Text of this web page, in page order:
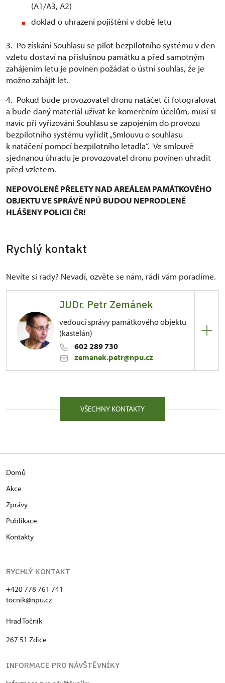
(A1/A3, A2)
doklad o uhrazení pojištění v době letu
3. Po získání Souhlasu se pilot bezpilotního systému v den
vzletu dostaví na příslušnou památku a před samotným
zahájením letu je povinen požádat o ústní souhlas, že je
možno zahájit let.
4. Pokud bude provozovatel dronu natáčet či fotografovat
a bude daný materiál užívat ke komerčním účelům, musí si
navíc při vyřizování Souhlasu se zapojením do provozu
bezpilotního systému vyřídit „Smlouvu o souhlasu
k natáčení pomocí bezpilotního letadla“. Ve smlouvě
sjednanou úhradu je provozovatel dronu povinen uhradit
před vzletem.
NEPOVOLENÉ PŘELETY NAD AREÁLEM PAMÁTKOVÉHO
OBJEKTU VE SPRÁVĚ NPÚ BUDOU NEPRODLENĚ
HLÁŠENY POLICII ČR!
Rychlý kontakt
Nevíte si rady? Nevadí, ozvěte se nám, rádi vám poradíme.
JUDr. Petr Zemánek
vedoucí správy památkového objektu
(kastelán)
602 289 730
zemanek.petr@npu.cz
1/, Točník 1 26751
Škodovce mapoval se svým kamarádem Petrem
prázdninách roku 1981 uskutečnil sám pěší
nastoupil roční vojenskou službu ve funkci technika
roty u tankové a automobilní jednotky v Žatci a
Postoloprtech. Před vojenskou službou a těsně po
právním odboru Dopravního podniku hlavního
města Prahy (JUDr. Klouda). V květnu 1986 odešel z
Nechvátala jako brigádník při archeologickém
průzkumu nejstaršího osídlení Vyšehradu. Během
VŠECHNY KONTAKTY
Domů
Akce
Zprávy
Publikace
Kontakty
RYCHLÝ KONTAKT
+420 778 761 741
tocnik@npu.cz
Hrad Točník
267 51 Zdice
INFORMACE PRO NÁVŠTĚVNÍKY